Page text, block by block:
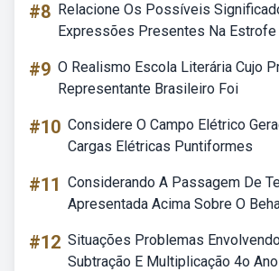
#8 Relacione Os Possíveis
Expressões Presentes Na Estrofe
#9 O Realismo Escola Literária Cujo
Representante Brasileiro Foi
#10 Considere O Campo Elétrico
Cargas Elétricas Puntiformes
#11 Considerando A Passagem De
Apresentada Acima Sobre O
#12 Situações Problemas
Subtração E Multiplicação 4o Ano